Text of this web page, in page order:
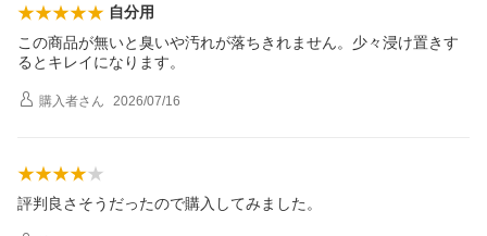
自分用
この商品が無いと臭いや汚れが落ちきれません。少々浸け置きす
るとキレイになります。
購入者さん 2026/07/16
評判良さそうだったので購入してみました。